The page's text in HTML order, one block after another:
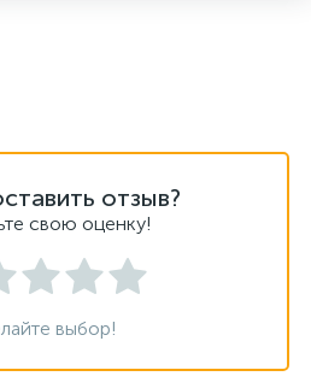
отзыв?
свою оценку!
выбор!